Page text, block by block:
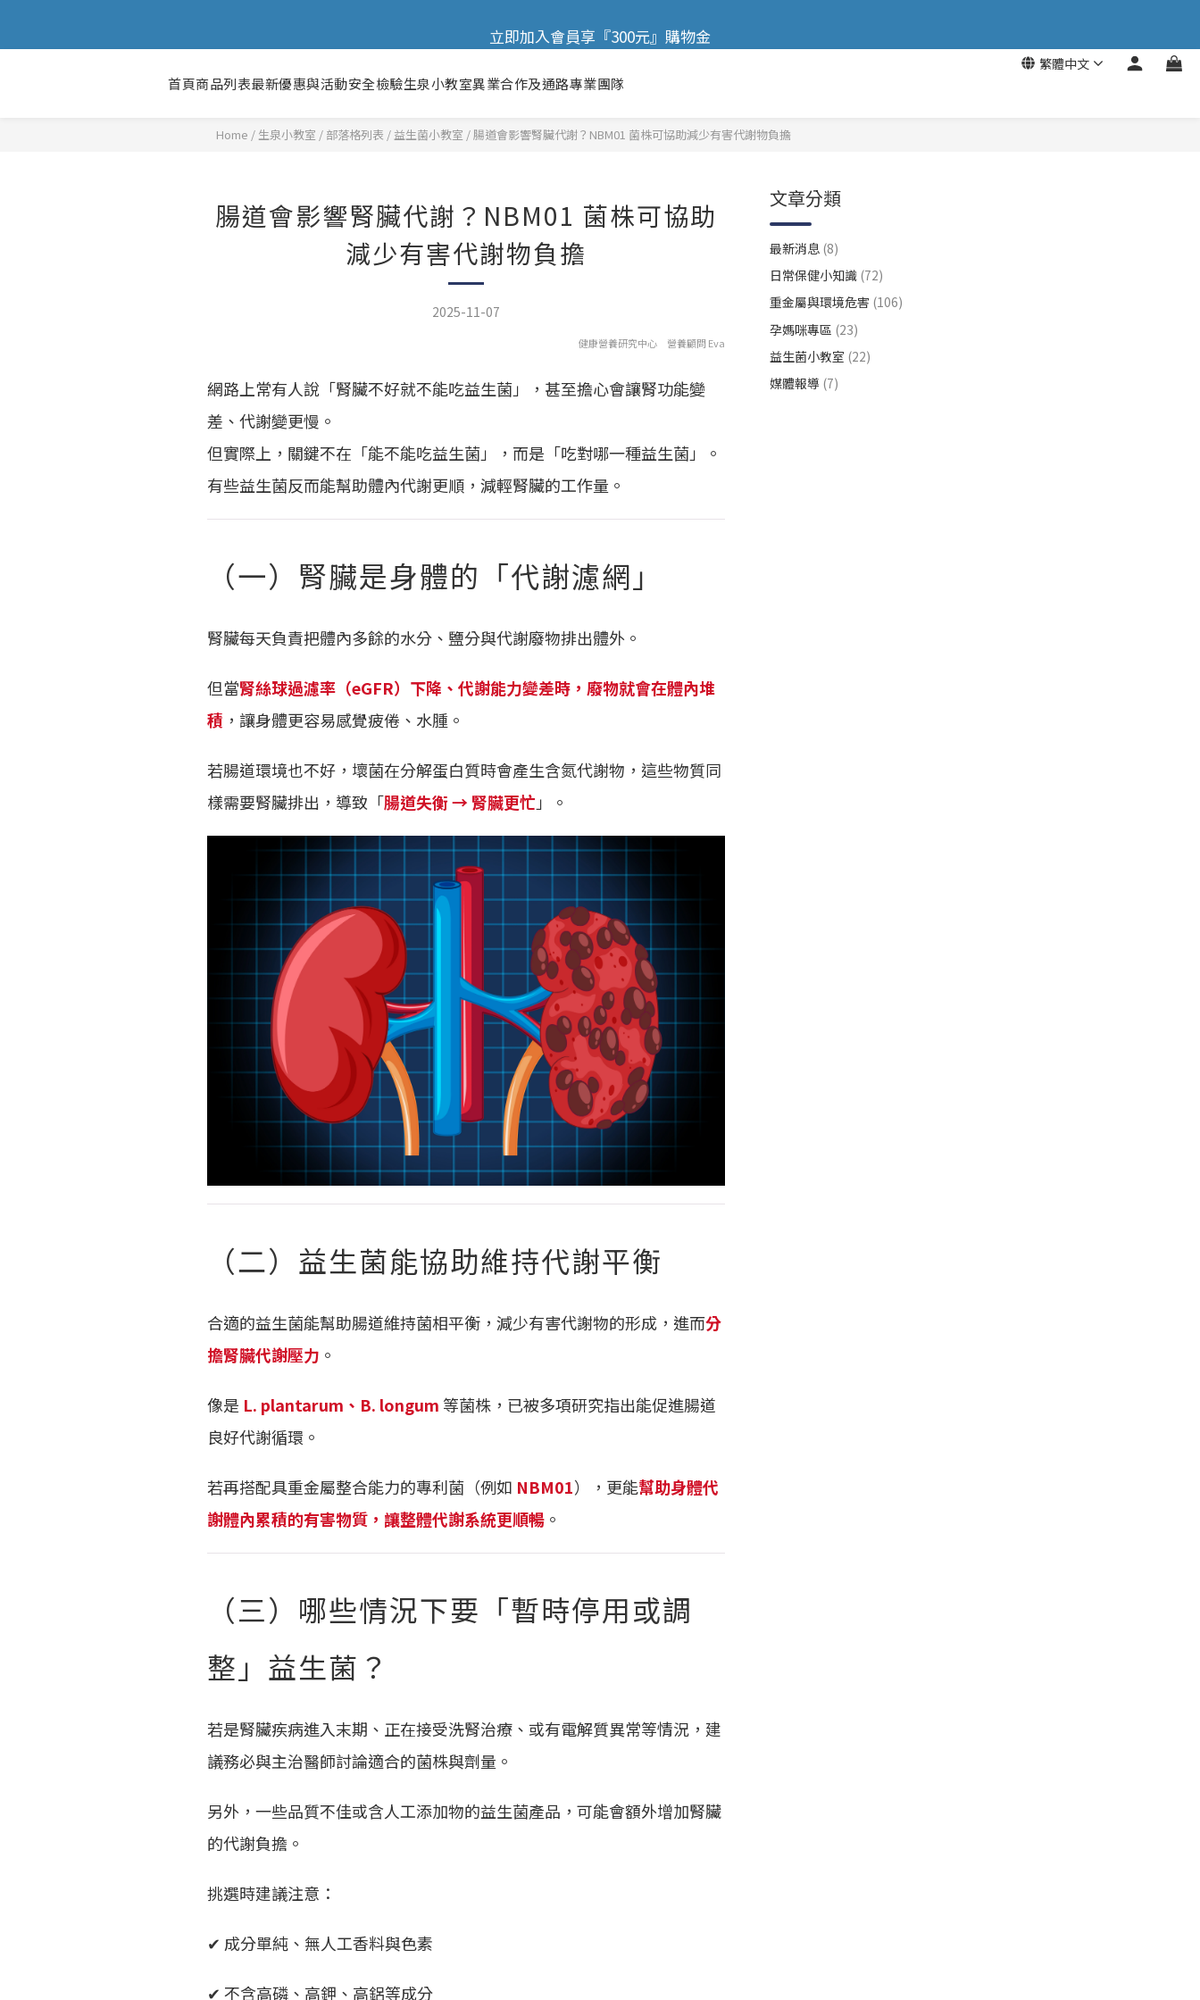
🎉 歡慶88節，滿額送膠原蛋白正貨！！
立即加入會員享『300元』購物金
🎉 歡慶88節，滿額送膠原蛋白正貨！！ 繁體中文
首頁商品列表最新優惠與活動安全檢驗生泉小教室異業合作及通路專業團隊
Home / 部落格列表 /益生菌小教室 /腸道會影響腎臟代謝？NBM01 菌株可協助減少有害代謝物負擔
腸道會影響腎臟代謝？NBM01 菌株可協助
減少有害代謝物負擔
2025-11-07
健康營養研究中心 營養顧問 Eva
網路上常有人說「腎臟不好就不能吃益生菌」，甚至擔心會讓腎功能變
差、代謝變更慢。
但實際上，關鍵不在「能不能吃益生菌」，而是「吃對哪一種益生菌」。
有些益生菌反而能幫助體內代謝更順，減輕腎臟的工作量。
（一）腎臟是身體的「代謝濾網」
腎臟每天負責把體內多餘的水分、鹽分與代謝廢物排出體外。
但當腎絲球過濾率（eGFR）下降、代謝能力變差時，廢物就會在體內堆
積 ，讓身體更容易感覺疲倦、水腫。
若腸道環境也不好，壞菌在分解蛋白質時會產生含氮代謝物，這些物質同
樣需要腎臟排出，導致「腸道失衡 → 腎臟更忙 」。
（二）益生菌能協助維持代謝平衡
合適的益生菌能幫助腸道維持菌相平衡，減少有害代謝物的形成，進而分
擔腎臟代謝壓力 。
像是 L. plantarum、B. longum 等菌株，已被多項研究指出能促進腸道
良好代謝循環。
若再搭配具重金屬整合能力的專利菌（例如 NBM01），更能幫助身體代
謝體內累積的有害物質，讓整體代謝系統更順暢 。
（三）哪些情況下要「暫時停用或調
整」益生菌？
若是腎臟疾病進入末期、正在接受洗腎治療、或有電解質異常等情況，建
議務必與主治醫師討論適合的菌株與劑量。
另外，一些品質不佳或含人工添加物的益生菌產品，可能會額外增加腎臟
的代謝負擔。
挑選時建議注意：
✔ 成分單純、無人工香料與色素
✔ 不含高磷、高鉀、高鋁等成分
文章分類
最新消息 (8)
日常保健小知識 (72)
重金屬與環境危害 (106)
孕媽咪專區 (23)
益生菌小教室 (22)
媒體報導 (7)